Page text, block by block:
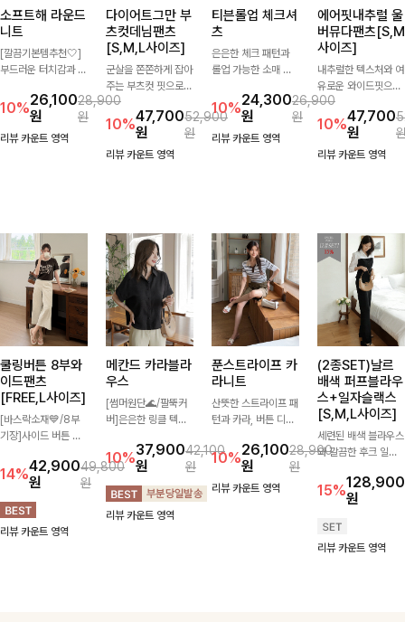
소프트해 라운드
니트
[깔끔기본템추천🤍]
부드러운 터치감과 군
로 매일 손이 가는 자
체제작 니트입니다.
자연스럽게 떨어지는
10%26,100
원
28,900
원
리뷰 카운트 영역
다이어트그만 부
츠컷데님팬츠
[S,M,L사이즈]
군살을 쫀쫀하게 잡아
주는 부츠컷 핏으로
다리 라인을 이쁘고
깔끔하게 만들어주고
진청 색감으로 더욱
슬림해보이는 효과를
10%47,700
원
52,900
원
리뷰 카운트 영역
티븐롤업 체크셔
츠
은은한 체크 패턴과
롤업 가능한 소매 디
를 연출하실 수 있어
요🌿 차르르 흐르는
가벼운 소재와 여유로
10%24,300
원
26,900
원
리뷰 카운트 영역
에어핏내추럴 울
버뮤다팬츠[S,M
사이즈]
내추럴한 텍스처와 여
유로운 와이드핏으로
군살은 자연스럽게 커
버해드리는 버뮤다 팬
츠 🤍 깔끔한 허리 디
테일과 편안한 착용감
10%47,700
원
리뷰 카운트 영역
쿨링버튼 8부와
이드팬츠
[FREE,L사이즈]
[바스락소재💙/8부
기장]사이드 버튼 디
가 되어주는 와이드
팬츠입니다. 여유롭게
떨어지는 실루엣과 가
볍게 바스락거리는 소
재감으로 시원하고 편
14%42,900
원
49,800
원
리뷰 카운트 영역
메칸드 카라블라
우스
[썸머원단🌊/팔뚝커
버]은은한 링클 텍스
이 만나 내추럴하면서
도 세련된 무드를 연
출해주는 블라우스-
데일리룩부터 출근룩
까지 다양하게 활용하
10%37,900
원
42,100
원
리뷰 카운트 영역
푼스트라이프 카
라니트
산뜻한 스트라이프 패
턴과 카라, 버튼 디테
면서도 세련된 무드를
완성해주는 니트 🤍
부드럽고 가벼운 착용
10%26,100
원
28,900
원
리뷰 카운트 영역
(2종SET)날르
배색 퍼프블라우
스+일자슬랙스
[S,M,L사이즈]
세련된 배색 블라우스
와 깔끔한 후크 일자
세트입니다. 허리 라
인을 자연스럽게 살려
일자핏 슬랙스가 만나
단정하면서도 고급스
15%128,900
원
리뷰 카운트 영역